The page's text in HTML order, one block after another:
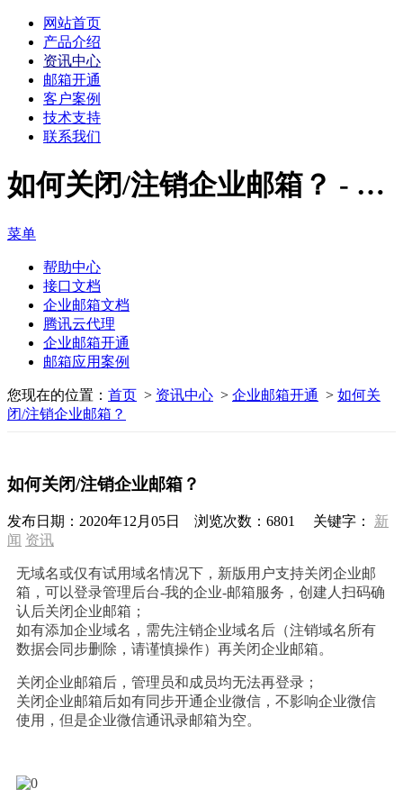
网站首页
产品介绍
资讯中心
邮箱开通
客户案例
技术支持
联系我们
如何关闭/注销企业邮箱？ - 企业邮箱开通 - 资讯中心 - 企业微信邮箱经销商|腾讯企业邮箱代理商|腾讯企业邮箱经销商|腾讯云代理 - 深圳市百蕴科技有限公司
菜单
帮助中心
接口文档
企业邮箱文档
腾讯云代理
企业邮箱开通
邮箱应用案例
您现在的位置： 首页 > 资讯中心 > 企业邮箱开通 > 如何关
闭/注销企业邮箱？
如何关闭/注销企业邮箱？
发布日期： 2020年12月05日 浏览次数： 6801 关键字： 新
闻 资讯
无域名或仅有试用域名情况下，新版用户支持关闭企业邮
箱，可以登录管理后台-我的企业-邮箱服务，创建人扫码确
认后关闭企业邮箱；
如有添加企业域名，需先注销企业域名后（注销域名所有
数据会同步删除，请谨慎操作）再关闭企业邮箱。
关闭企业邮箱后，管理员和成员均无法再登录；
关闭企业邮箱后如有同步开通企业微信，不影响企业微信
使用，但是企业微信通讯录邮箱为空。